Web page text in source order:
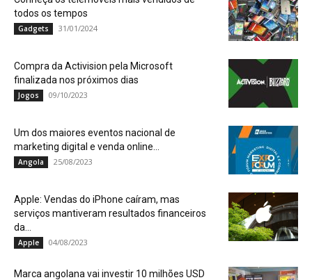
todos os tempos
Gadgets 31/01/2024
Compra da Activision pela Microsoft
finalizada nos próximos dias
Jogos 09/10/2023
Um dos maiores eventos nacional de
marketing digital e venda online...
Angola 25/08/2023
Apple: Vendas do iPhone caíram, mas
serviços mantiveram resultados financeiros
da...
Apple 04/08/2023
Marca angolana vai investir 10 milhões USD